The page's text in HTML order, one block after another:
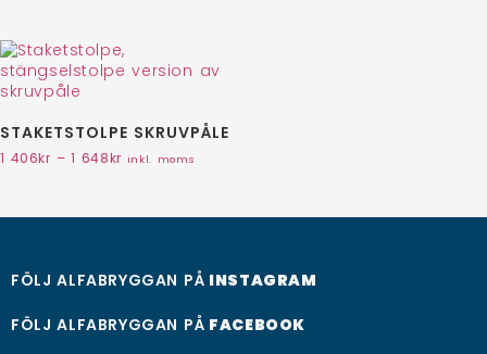
STAKETSTOLPE SKRUVPÅLE
1 406kr – 1 648kr inkl. moms
FÖLJ ALFABRYGGAN PÅ INSTAGRAM
FÖLJ ALFABRYGGAN PÅ FACEBOOK